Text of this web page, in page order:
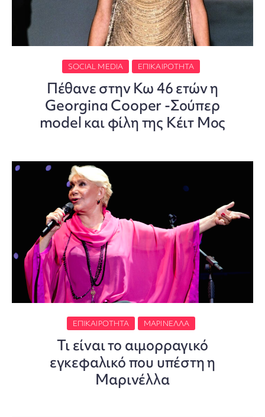
SOCIAL MEDIA ΕΠΙΚΑΙΡΌΤΗΤΑ
Πέθανε στην Κω 46 ετών η
Georgina Cooper -Σούπερ
model και φίλη της Κέιτ Μος
ΕΠΙΚΑΙΡΌΤΗΤΑ ΜΑΡΙΝΈΛΛΑ
Τι είναι το αιμορραγικό
εγκεφαλικό που υπέστη η
Μαρινέλλα